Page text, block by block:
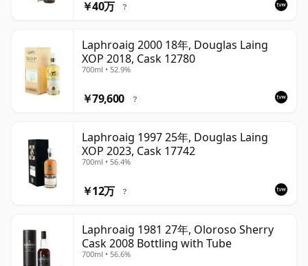
￥40万 ?
Laphroaig 2000 18年, Douglas Laing
XOP 2018, Cask 12780
700ml • 52.9%
￥79,600 ?
Laphroaig 1997 25年, Douglas Laing
XOP 2023, Cask 17742
700ml • 56.4%
￥12万 ?
Laphroaig 1981 27年, Oloroso Sherry
Cask 2008 Bottling with Tube
700ml • 56.6%